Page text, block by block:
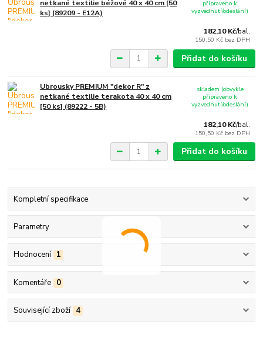
netkané textilie béžové 40 x 40 cm [50
ks] (89209 - E12A)
182,10 Kč/bal.
150,50 Kč bez DPH
připraveno k
vyzvednutí/odeslání)
Přidat do košíku
Ubrousky PREMIUM "dekor R" z
netkané textilie terakota 40 x 40 cm
[50 ks] (89222 - 5B)
182,10 Kč/bal.
150,50 Kč bez DPH
skladem (obvykle
připraveno k
vyzvednutí/odeslání)
Přidat do košíku
Kompletní specifikace
Parametry
Hodnocení 1
Komentáře 0
Související zboží 4